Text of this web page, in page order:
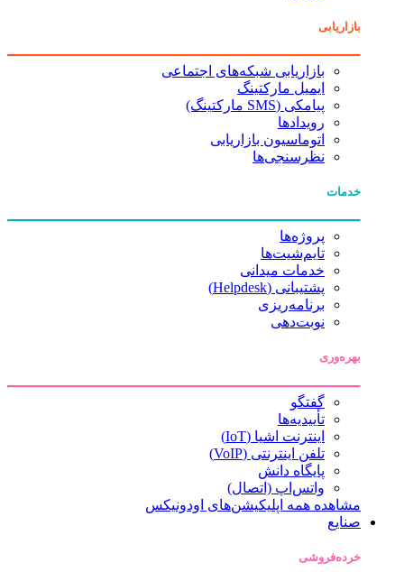
بازاریابی
بازاریابی شبکه‌های اجتماعی
ایمیل مارکتینگ
پیامکی (SMS مارکتینگ)
رویدادها
اتوماسیون بازاریابی
نظرسنجی‌ها
خدمات
پروژه‌ها
تایم‌شیت‌ها
خدمات میدانی
پشتیبانی (Helpdesk)
برنامه‌ریزی
نوبت‌دهی
بهره‌وری
گفتگو
تأییدیه‌ها
اینترنت اشیا (IoT)
تلفن اینترنتی (VoIP)
پایگاه دانش
واتس‌اپ (اتصال)
مشاهده همه اپلیکیشن‌های اودونیکس
صنایع
خرده‌فروشی